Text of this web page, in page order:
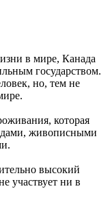
в мире, Канада
государством.
но, тем не
которая
живописными
высокий
участвует ни в